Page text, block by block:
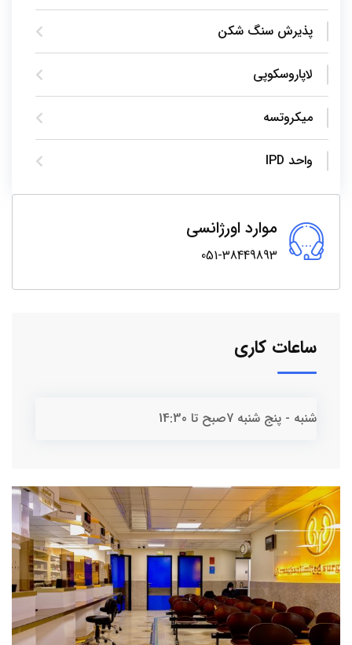
پذیرش سنگ شکن
لاپاروسکوپی
میکروتسه
واحد IPD
موارد اورژانسی
051-38449893
ساعات کاری
شنبه - پنج شنبه 7صبح تا 14:30